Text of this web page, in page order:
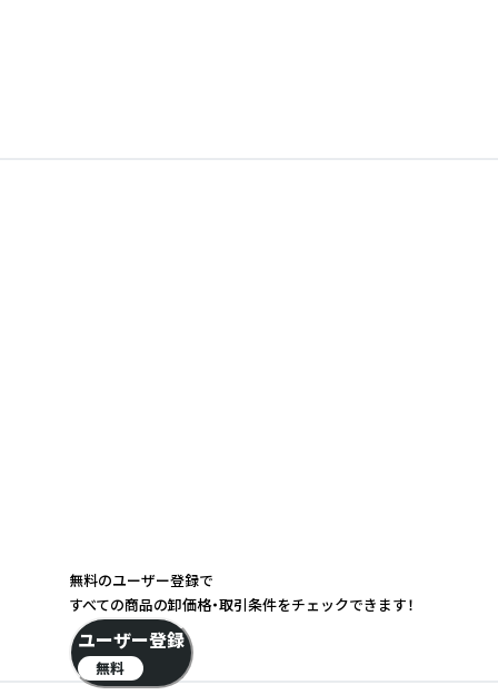
無料のユーザー登録で
すべての商品の卸価格・取引条件をチェックできます！
ユーザー登録
無料